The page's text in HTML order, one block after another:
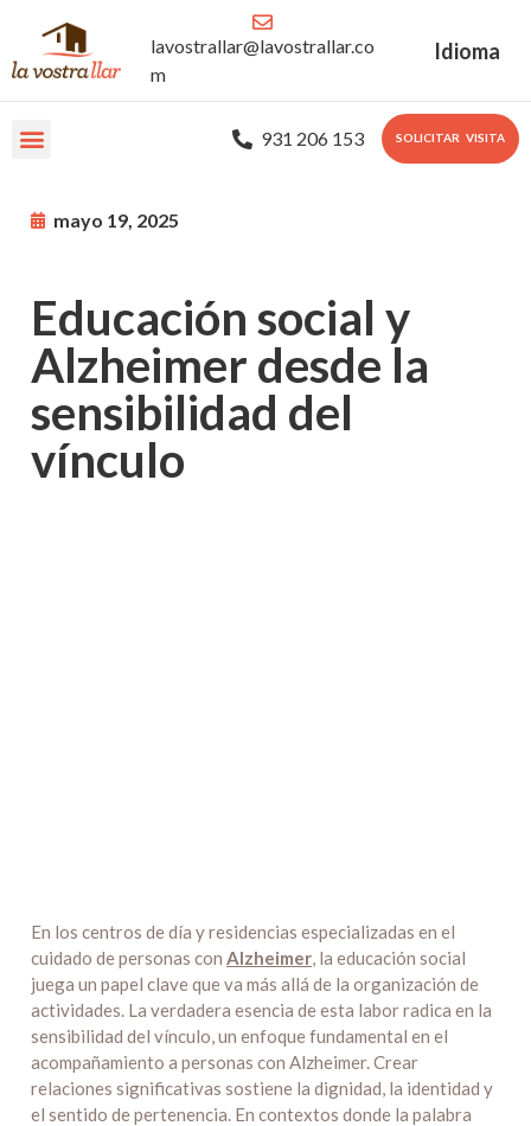
lavostrallar@lavostrallar.co
m
Idioma
931 206 153 SOLICITAR VISITA
mayo 19, 2025
Educación social y
Alzheimer desde la
sensibilidad del
vínculo
En los centros de día y residencias especializadas en el
cuidado de personas con Alzheimer, la educación social
juega un papel clave que va más allá de la organización de
actividades. La verdadera esencia de esta labor radica en la
sensibilidad del vínculo, un enfoque fundamental en el
acompañamiento a personas con Alzheimer. Crear
relaciones significativas sostiene la dignidad, la identidad y
el sentido de pertenencia. En contextos donde la palabra